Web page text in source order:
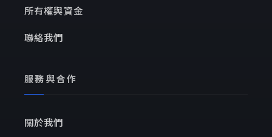
所有權與資金
聯絡我們
服務與合作
關於我們